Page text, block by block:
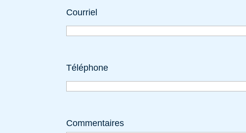
Courriel
Téléphone
Commentaires